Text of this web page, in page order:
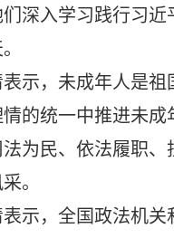
们深入学习践行习
表示，未成年人是
的统一中推进未
为民、依法履职
。
表示，全国政法机